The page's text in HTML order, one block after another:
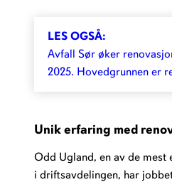
LES OGSÅ:
Avfall Sør øker
2025. Hovedgrunnen er
Unik erfaring med
Odd Ugland, en av de mest
i driftsavdelingen, har